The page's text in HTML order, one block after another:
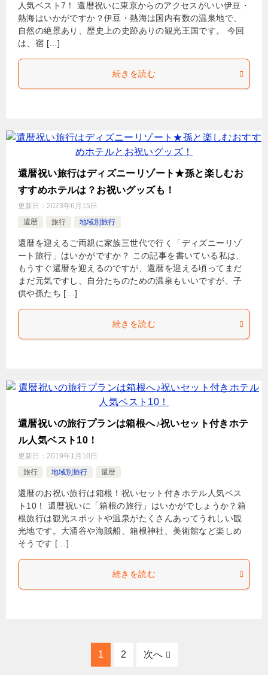
人気ベスト7！ 還暦祝いに東京からのアクセスがいい伊豆・
熱海はいかがですか？伊豆・熱海は国内有数の温泉地で、
自然の絶景あり、歴史上の史跡ありの観光王国です。 今回
は、宿 […]
続きを読む
還暦祝い旅行はディズニーリゾート★孫と楽しむお
すすめホテルは？お祝いグッズも！
更新日： 2023年6月15日
還暦
旅行 地域別旅行
還暦を迎えるご両親に家族三世代で行く「ディズニーリゾ
ート旅行」はいかがですか？ この記事を書いている私は、
もうすぐ還暦を迎えるのですが、還暦を迎える頃ってまだ
まだ元気ですし、自分たちのための温泉もいいですが、子
供や孫たち […]
続きを読む
還暦祝いの旅行プランは箱根へ♪祝いセット付きホテ
ル人気ベスト10！
更新日： 2019年1月10日
旅行
地域別旅行 還暦
還暦のお祝い旅行は箱根！祝いセット付きホテル人気ベス
ト10！ 還暦祝いに「箱根の旅行」はいかがでしょうか？箱
根旅行は観光スポットや温泉がたくさんあってうれしい観
光地です。大涌谷や海賊船、箱根神社、美術館など楽しめ
そうです […]
続きを読む
1 2 次へ